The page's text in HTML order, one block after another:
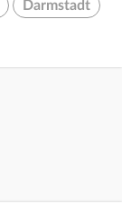
Darmstadt